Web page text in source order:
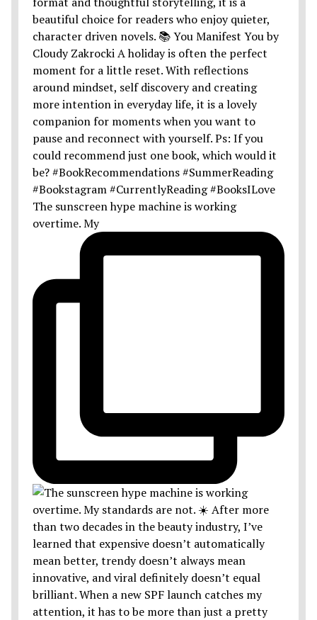
The sunscreen hype machine is working
overtime. My